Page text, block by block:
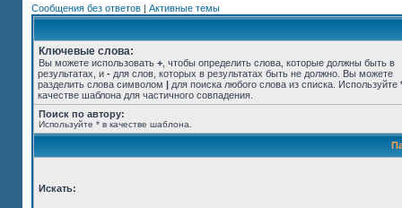
Сообщения без ответов | Активные темы
Ключевые слова:
Вы можете использовать + , чтобы определить слова, которые должны быть в
результатах, и - для слов, которых в результатах быть не должно. Вы можете
разделить слова символом | для поиска любого слова из списка. Используйте
качестве шаблона для частичного совпадения.
Поиск по автору:
Используйте * в качестве шаблона.
Искать: